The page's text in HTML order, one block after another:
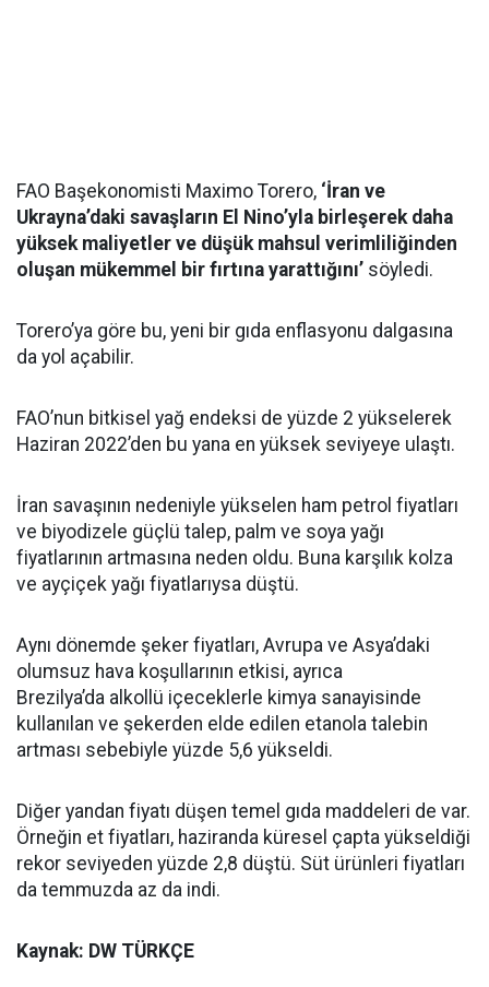
FAO Başekonomisti Maximo Torero, ‘İran ve
Ukrayna’daki savaşların El Nino’yla birleşerek daha
yüksek maliyetler ve düşük mahsul verimliliğinden
oluşan mükemmel bir fırtına yarattığını’ söyledi.
Torero’ya göre bu, yeni bir gıda enflasyonu dalgasına
da yol açabilir.
FAO’nun bitkisel yağ endeksi de yüzde 2 yükselerek
Haziran 2022’den bu yana en yüksek seviyeye ulaştı.
İran savaşının nedeniyle yükselen ham petrol fiyatları
ve biyodizele güçlü talep, palm ve soya yağı
fiyatlarının artmasına neden oldu. Buna karşılık kolza
ve ayçiçek yağı fiyatlarıysa düştü.
Aynı dönemde şeker fiyatları, Avrupa ve Asya’daki
olumsuz hava koşullarının etkisi, ayrıca
Brezilya’da alkollü içeceklerle kimya sanayisinde
kullanılan ve şekerden elde edilen etanola talebin
artması sebebiyle yüzde 5,6 yükseldi.
Diğer yandan fiyatı düşen temel gıda maddeleri de var.
Örneğin et fiyatları, haziranda küresel çapta yükseldiği
rekor seviyeden yüzde 2,8 düştü. Süt ürünleri fiyatları
da temmuzda az da indi.
Kaynak: DW TÜRKÇE